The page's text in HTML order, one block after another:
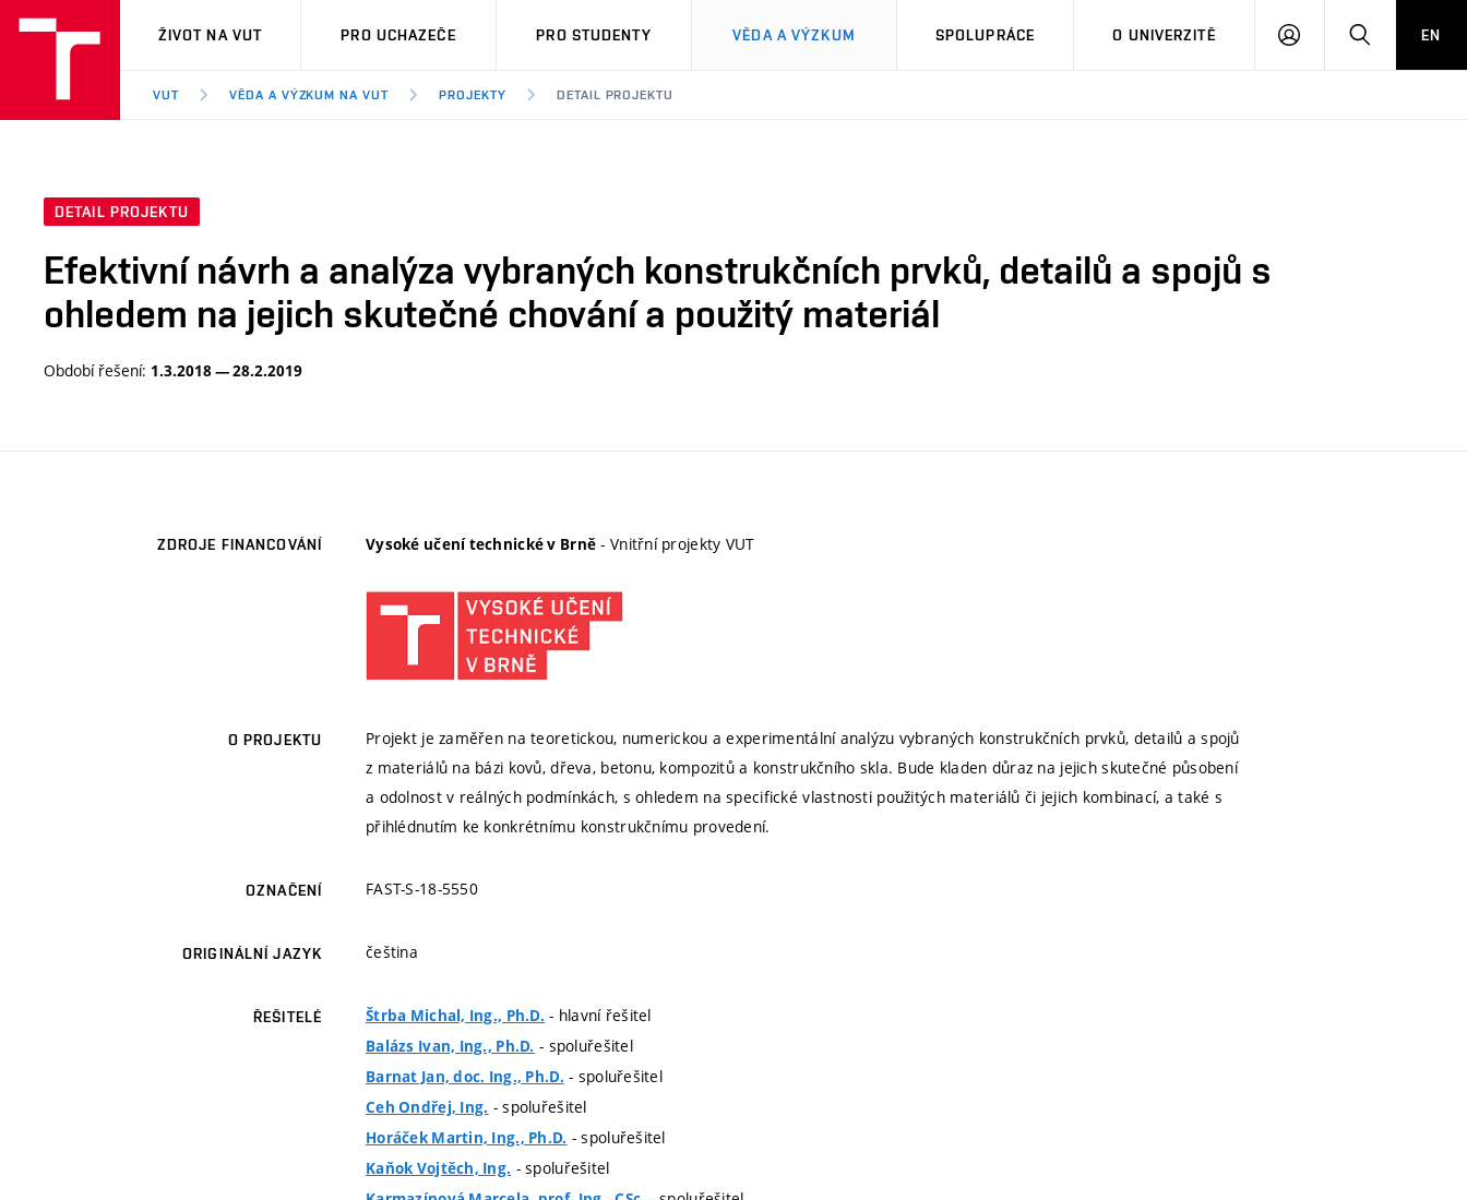
VUT
ŽIVOT NA VUT PRO UCHAZEČE PRO STUDENTY VĚDA A VÝZKUM SPOLUPRÁCE O UNIVERZITĚ
PŘIHLÁSIT HLEDATEN
VUT VĚDA A VÝZKUM NA VUT PROJEKTY DETAIL PROJEKTU
DETAIL PROJEKTU
Efektivní návrh a analýza vybraných konstrukčních prvků, detailů a spojů s
ohledem na jejich skutečné chování a použitý materiál
Období řešení: 1.3.2018 — 28.2.2019
ZDROJE FINANCOVÁNÍ Vysoké učení technické v Brně - Vnitřní projekty VUT
O PROJEKTU
Projekt je zaměřen na teoretickou, numerickou a experimentální analýzu vybraných konstrukčních prvků, detailů a spojů
z materiálů na bázi kovů, dřeva, betonu, kompozitů a konstrukčního skla. Bude kladen důraz na jejich skutečné působení
a odolnost v reálných podmínkách, s ohledem na specifické vlastnosti použitých materiálů či jejich kombinací, a také s
přihlédnutím ke konkrétnímu konstrukčnímu provedení.
OZNAČENÍ FAST-S-18-5550
ORIGINÁLNÍ JAZYK čeština
ŘEŠITELÉ Štrba Michal, Ing., Ph.D. - hlavní řešitel
Balázs Ivan, Ing., Ph.D. - spoluřešitel
Barnat Jan, doc. Ing., Ph.D. - spoluřešitel
Ceh Ondřej, Ing. - spoluřešitel
Horáček Martin, Ing., Ph.D. - spoluřešitel
Kaňok Vojtěch, Ing. - spoluřešitel